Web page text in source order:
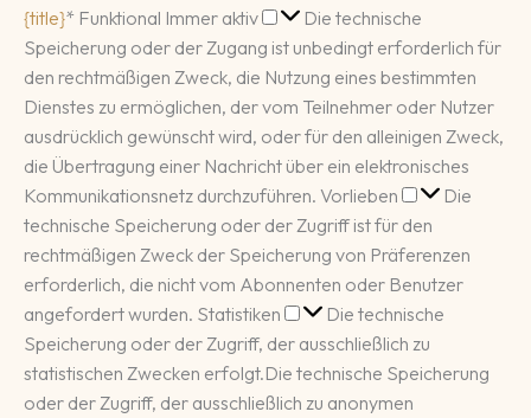
{title}* Funktional Immer aktiv Funktional
Die technische
Speicherung oder der Zugang ist unbedingt erforderlich für
den rechtmäßigen Zweck, die Nutzung eines bestimmten
Dienstes zu ermöglichen, der vom Teilnehmer oder Nutzer
ausdrücklich gewünscht wird, oder für den alleinigen Zweck,
die Übertragung einer Nachricht über ein elektronisches
Kommunikationsnetz durchzuführen. Vorlieben Vorlieben
Die
technische Speicherung oder der Zugriff ist für den
rechtmäßigen Zweck der Speicherung von Präferenzen
erforderlich, die nicht vom Abonnenten oder Benutzer
angefordert wurden. Statistiken Statistiken
Die technische
Speicherung oder der Zugriff, der ausschließlich zu
statistischen Zwecken erfolgt.Die technische Speicherung
oder der Zugriff, der ausschließlich zu anonymen